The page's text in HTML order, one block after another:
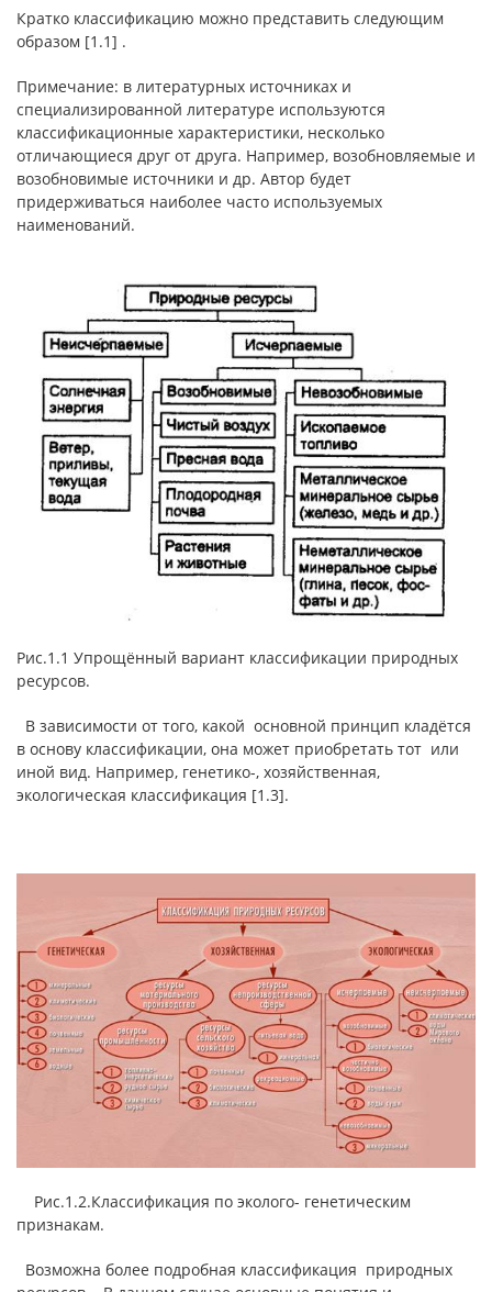
Кратко классификацию можно представить следующим
образом [1.1] .
Примечание: в литературных источниках и
специализированной литературе используются
классификационные характеристики, несколько
отличающиеся друг от друга. Например, возобновляемые и
возобновимые источники и др. Автор будет
придерживаться наиболее часто используемых
наименований.
Рис.1.1 Упрощённый вариант классификации природных
ресурсов.
В зависимости от того, какой основной принцип кладётся
в основу классификации, она может приобретать тот или
иной вид. Например, генетико-, хозяйственная,
экологическая классификация [1.3].
Рис.1.2.Классификация по эколого- генетическим
признакам.
Возможна более подробная классификация природных